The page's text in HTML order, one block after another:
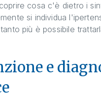
cosa c'è dietro i
si individua
più è possibile
e